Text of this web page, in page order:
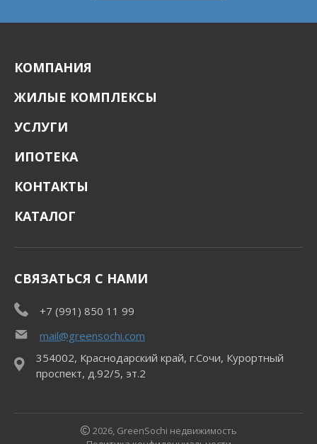
КОМПАНИЯ
ЖИЛЫЕ КОМПЛЕКСЫ
УСЛУГИ
ИПОТЕКА
КОНТАКТЫ
КАТАЛОГ
СВЯЗАТЬСЯ С НАМИ
+7 (991) 850 11 99
mail@greensochi.com
354002, Краснодарский край, г.Сочи, Курортный
проспект, д.92/5, эт.2
2026, GreenSochi недвижимость